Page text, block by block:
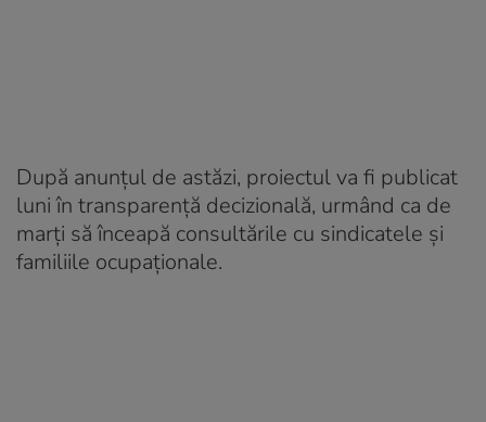
După anunțul de astăzi, proiectul va fi publicat
luni în transparență decizională, urmând ca de
marți să înceapă consultările cu sindicatele și
familiile ocupaționale.